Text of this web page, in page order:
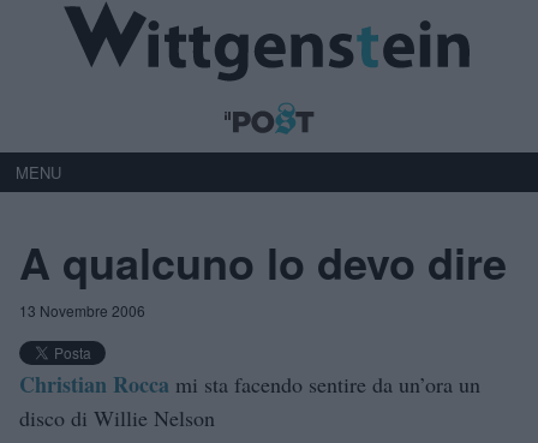
MENU
A qualcuno lo devo dire
13 Novembre 2006
Christian Rocca mi sta facendo sentire da un’ora un
disco di Willie Nelson